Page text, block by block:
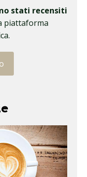
stati recensiti
piattaforma